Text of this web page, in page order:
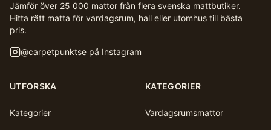
Jämför över 25 000 mattor från flera svenska mattbutiker.
Hitta rätt matta för vardagsrum, hall eller utomhus till bästa
pris.
@carpetpunktse på Instagram
UTFORSKA
Kategorier
KATEGORIER
Vardagsrumsmattor